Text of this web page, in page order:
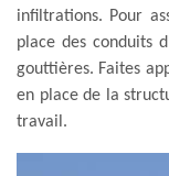
infiltrations. Pour
place des conduits
gouttières. Faites
en place de la
travail.